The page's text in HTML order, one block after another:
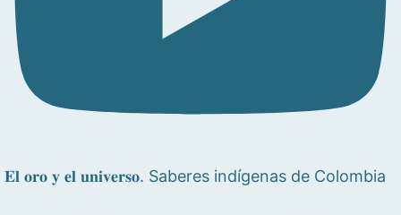
𝐄𝐥 𝐨𝐫𝐨 𝐲 𝐞𝐥 𝐮𝐧𝐢𝐯𝐞𝐫𝐬𝐨. Saberes indígenas de Colombia